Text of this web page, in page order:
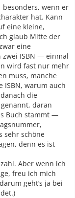
besonders, wenn er
hat. Kann
eine kleine,
glaub Mitte der
eine
zwei ISBN — einmal
wird fast nur mehr
muss, manche
ISBN, warum auch
die
daran
Buch stammt —
sehr schöne
denn es ist
Aber wenn ich
freu ich mich
geht’s ja bei